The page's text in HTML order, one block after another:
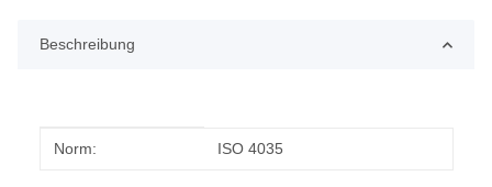
Beschreibung
Produkteigenschaft
Wert
Norm: ISO 4035